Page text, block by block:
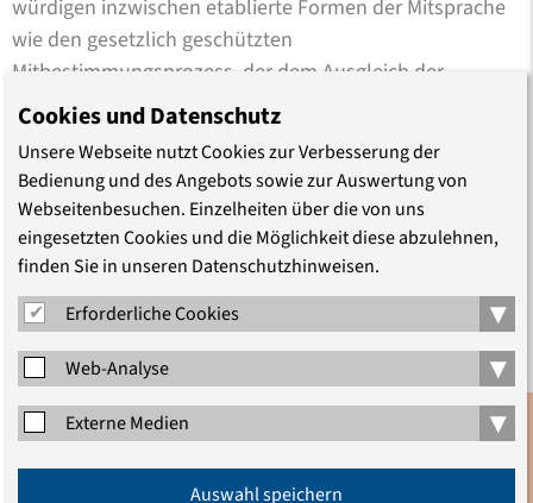
würdigen inzwischen etablierte Formen der Mitsprache
wie den gesetzlich geschützten
Mitbestimmungsprozess, der dem Ausgleich der
Interessen von Arbeitgebern und Arbeitnehmern dient
und längst selbstverständlich erscheint. Speziell
analysieren wir zudem das Engagement und die
Ansprüche zweier Bevölkerungsgruppen: der Migranten
und der Jugendlichen. Mit zwei erfahrenen Politikern
und einem Vertreter der Netzgemeinde erörtern wir, wie
der vielstimmig erklingende Bürgerwille, die
Unabhängigkeit des Abgeordneten, der seinem
Gewissen verpflichtet ist, und die Parteiräson im Alltag
und zum Wohl des Gemeinwesens zusammengeführt
werden können. Hat das Netz eine belebende Wirkung
Anmeldung
Cookies und Datenschutz
Unsere Webseite nutzt Cookies zur Verbesserung der
Bedienung und des Angebots sowie zur Auswertung von
Webseitenbesuchen. Einzelheiten über die von uns
eingesetzten Cookies und die Möglichkeit diese abzulehnen,
finden Sie in unseren Datenschutzhinweisen.
Erforderliche Cookies
▾
Web-Analyse ▾
Externe Medien ▾
Auswahl speichern